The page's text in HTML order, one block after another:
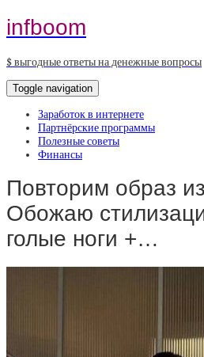
infboom
$ выгодные ответы на денежные вопросы
Toggle navigation
Заработок в интернете
Партнёрские программы
Полезные советы
Финансы
Повторим образ
Обожаю
голые ноги +…